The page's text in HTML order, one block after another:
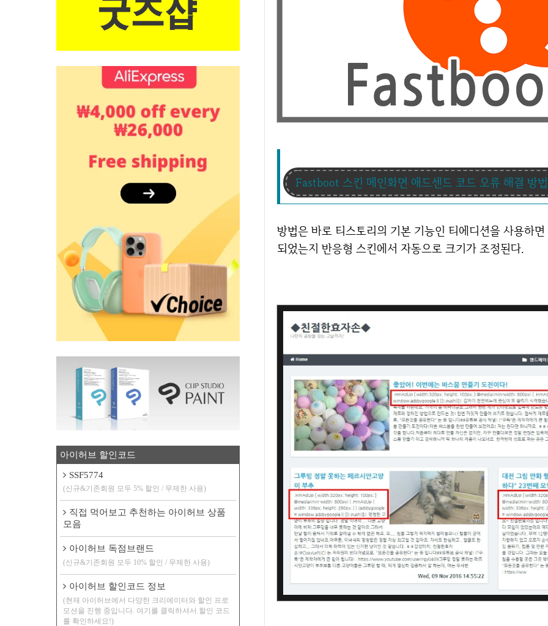
Fastboot 스킨 메인화면 애드센드 코드 오류 해결 방법
방법은 바로 티스토리의 기본 기능인 티에디션을 사용하
되었는지 반응형 스킨에서 자동으로 크기가 조정된다.
아이허브 할인코드
SSF5774
(신규&기존회원 모두 5% 할인 / 무제한 사용)
직접 먹어보고 추천하는 아이허브 상품
모음
아이허브 독점브랜드
(신규&기존회원 모두 10% 할인 / 무제한 사용)
아이허브 할인코드 정보
(현재 아이허브에서 다양한 크리에이터와 할인 프로
모션을 진행 중입니다. 여기를 클릭하셔서 할인 코드
를 확인하세요!)